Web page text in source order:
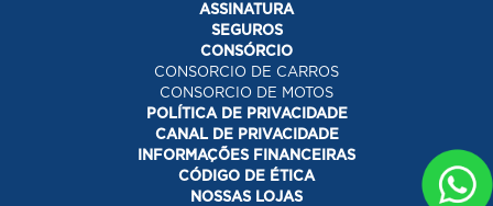
ASSINATURA
SEGUROS
CONSÓRCIO
CONSORCIO DE CARROS
CONSORCIO DE MOTOS
POLÍTICA DE PRIVACIDADE
CANAL DE PRIVACIDADE
INFORMAÇÕES FINANCEIRAS
CÓDIGO DE ÉTICA
NOSSAS LOJAS